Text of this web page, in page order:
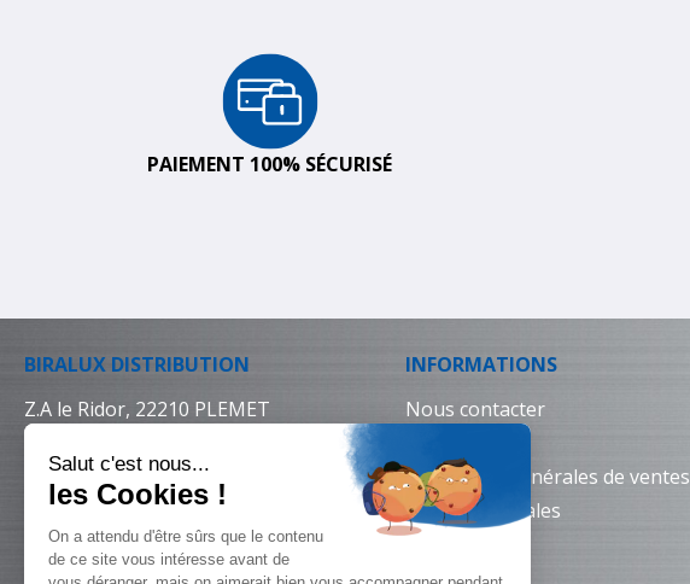
PAIEMENT 100% SÉCURISÉ
BIRALUX DISTRIBUTION
Z.A le Ridor, 22210 PLEMET
INFORMATIONS
Nous contacter
Conditions générales de ventes
Mentions légales